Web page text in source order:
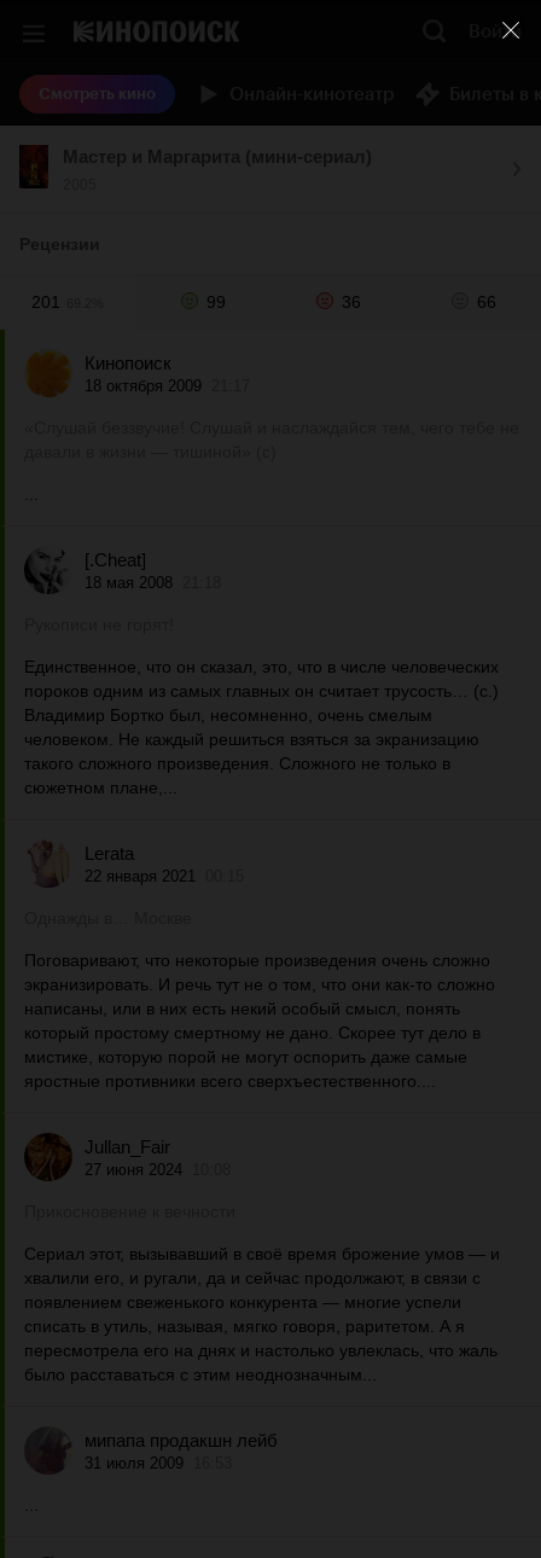
Войти
Смотреть кино
201 99 36 66
Кинопоиск
18 октября 2009
[.Cheat]
18 мая 2008
Единственное, что он сказал, это, что в числе человеческих
пороков одним из самых главных он считает трусость… (с.)
Владимир Бортко был, несомненно, очень смелым
человеком. Не каждый решиться взяться за экранизацию
такого сложного произведения. Сложного не только в
сюжетном плане,...
Lerata
22 января 2021
Поговаривают, что некоторые произведения очень сложно
экранизировать. И речь тут не о том, что они как-то сложно
написаны, или в них есть некий особый смысл, понять
который простому смертному не дано. Скорее тут дело в
мистике, которую порой не могут оспорить даже самые
яростные противники всего сверхъестественного....
Jullan_Fair
27 июня 2024
Сериал этот, вызывавший в своё время брожение умов — и
хвалили его, и ругали, да и сейчас продолжают, в связи с
появлением свеженького конкурента — многие успели
списать в утиль, называя, мягко говоря, раритетом. А я
пересмотрела его на днях и настолько увлеклась, что жаль
было расставаться с этим неоднозначным...
мипапа продакшн лейб
31 июля 2009